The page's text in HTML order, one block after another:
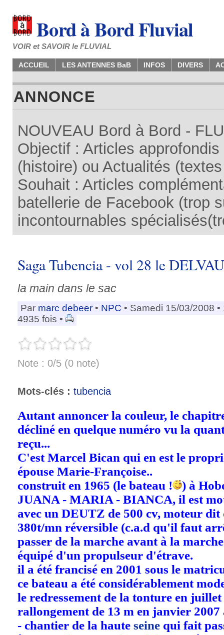
Bord à Bord Fluvial
VOIR et SAVOIR le FLUVIAL
ACCUEIL LES ANTENNES BaB INFOS DIVERS
ANNONCE
NOUVEAU Bord à Bord -
Objectif : Articles
(histoire) ou Actualités
Souhait : Articles
batellerie de Facebook (trop
incontournables
Saga Tubencia - vol 28 le
la main dans le sac
Par marc debeer • NPC • Samedi 15/03/2008 •
4935 fois •
Note : 0/5 (0 note)
Mots-clés : tubencia
Autant annoncer la couleur, le
décliné en quelque numéro vu la
reçu...
C'est Marcel Bican qui en est le
épouse Marie-Françoise..
construit en 1965 (le bateau !
) à
JUANA - MARIA - BIANCA, il est
avec un DEUTZ de 500 cv, moteur dit
380t/mn réversible (c.a.d qu'il faut
passer de la marche avant à la
équipé d'un propulseur d'étrave.
il a été francisé en 2001 sous le
ce bateau a été considérablement
le redressement de la tonture en
rallongement de 13 m en janvier
- chantier de la haute seine qui fait